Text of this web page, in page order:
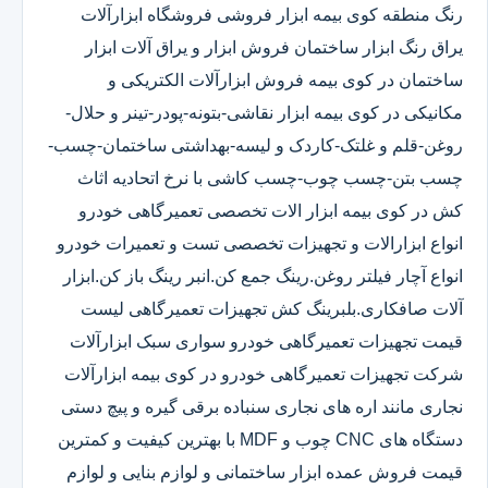
رنگ منطقه کوی بیمه ابزار فروشی فروشگاه ابزارآلات
یراق رنگ ابزار ساختمان فروش ابزار و یراق آلات ابزار
ساختمان در کوی بیمه فروش ابزارآلات الکتریکی و
مکانیکی در کوی بیمه ابزار نقاشی-بتونه-پودر-تینر و حلال-
روغن-قلم و غلتک-کاردک و لیسه-بهداشتی ساختمان-چسب-
چسب بتن-چسب چوب-چسب کاشی با نرخ اتحادیه اثاث
کش در کوی بیمه ابزار الات تخصصی تعمیرگاهی خودرو
انواع ابزارالات و تجهیزات تخصصی تست و تعمیرات خودرو
انواع آچار فیلتر روغن.رینگ جمع کن.انبر رینگ باز کن.ابزار
آلات صافکاری.بلبرینگ کش تجهیزات تعمیرگاهی لیست
قیمت تجهیزات تعمیرگاهی خودرو سواری سبک ابزارآلات
شرکت تجهیزات تعمیرگاهی خودرو در کوی بیمه ابزارآلات
نجاری مانند اره های نجاری سنباده برقی گیره و پیچ دستی
دستگاه های CNC چوب و MDF با بهترین کیفیت و کمترین
قیمت فروش عمده ابزار ساختمانی و لوازم بنایی و لوازم